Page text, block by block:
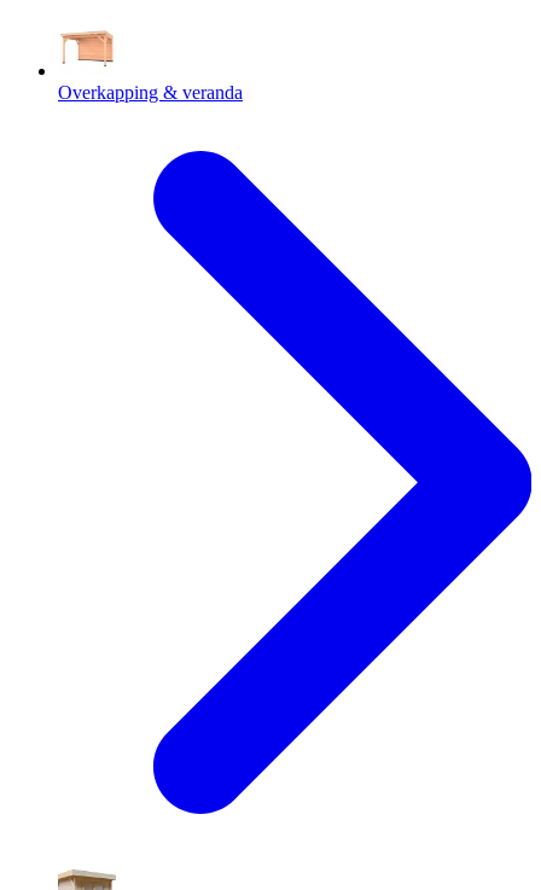
Overkapping & veranda